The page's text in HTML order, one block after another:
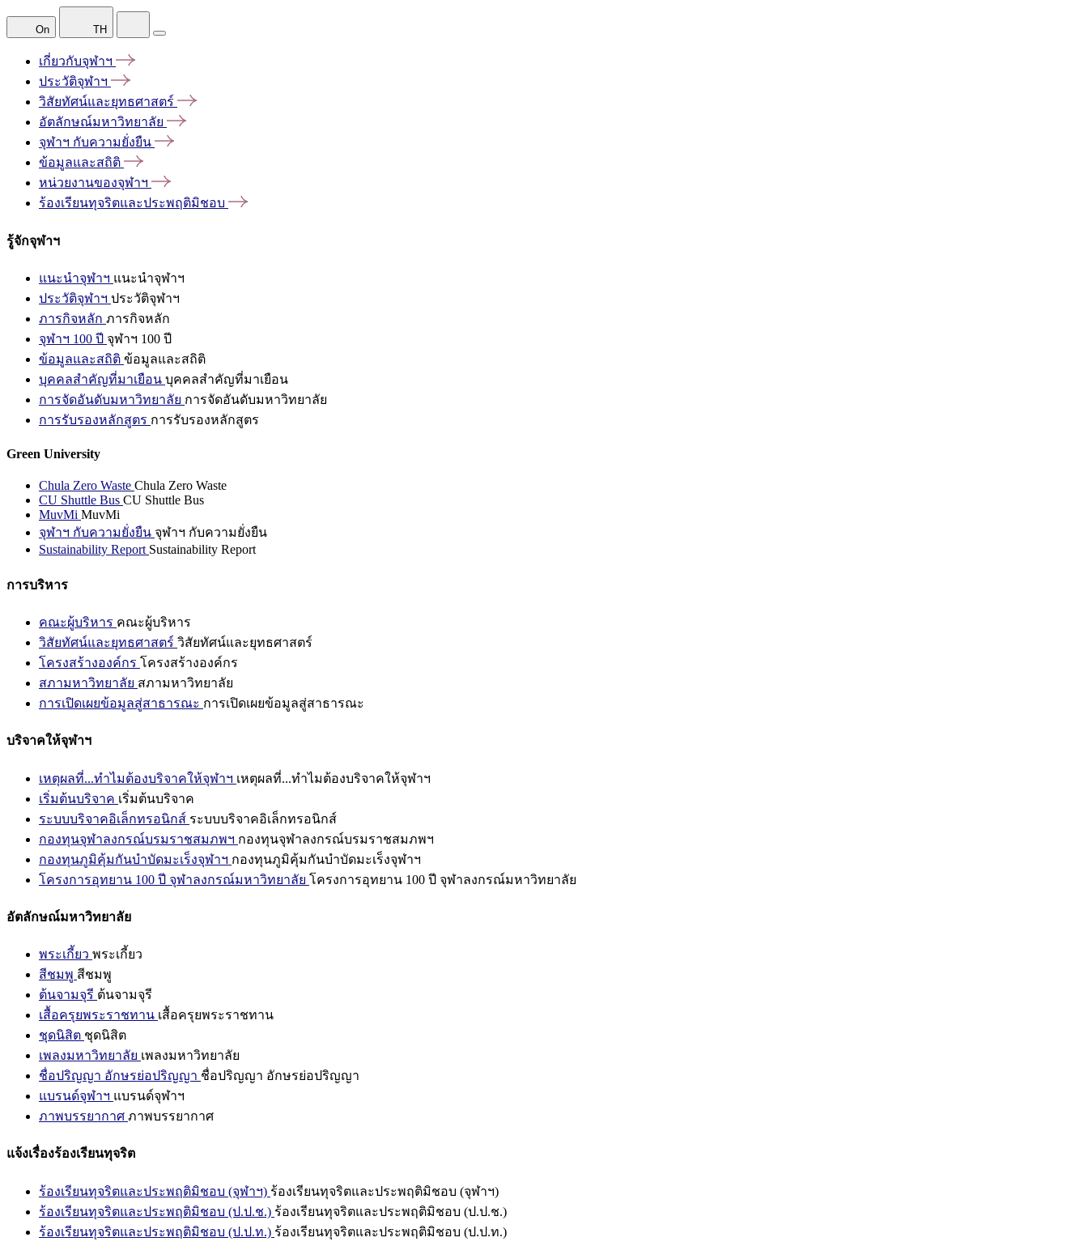
On TH
เกี่ยวกับจุฬาฯ
ประวัติจุฬาฯ
วิสัยทัศน์และยุทธศาสตร์
อัตลักษณ์มหาวิทยาลัย
จุฬาฯ กับความยั่งยืน
ข้อมูลและสถิติ
หน่วยงานของจุฬาฯ
ร้องเรียนทุจริตและประพฤติมิชอบ
รู้จักจุฬาฯ
แนะนำจุฬาฯ แนะนำจุฬาฯ
ประวัติจุฬาฯ ประวัติจุฬาฯ
ภารกิจหลัก ภารกิจหลัก
จุฬาฯ 100 ปี จุฬาฯ 100 ปี
ข้อมูลและสถิติ ข้อมูลและสถิติ
บุคคลสำคัญที่มาเยือน บุคคลสำคัญที่มาเยือน
การจัดอันดับมหาวิทยาลัย การจัดอันดับมหาวิทยาลัย
การรับรองหลักสูตร การรับรองหลักสูตร
Green University
Chula Zero Waste Chula Zero Waste
CU Shuttle Bus CU Shuttle Bus
MuvMi MuvMi
จุฬาฯ กับความยั่งยืน จุฬาฯ กับความยั่งยืน
Sustainability Report Sustainability Report
การบริหาร
คณะผู้บริหาร คณะผู้บริหาร
วิสัยทัศน์และยุทธศาสตร์ วิสัยทัศน์และยุทธศาสตร์
โครงสร้างองค์กร โครงสร้างองค์กร
สภามหาวิทยาลัย สภามหาวิทยาลัย
การเปิดเผยข้อมูลสู่สาธารณะ การเปิดเผยข้อมูลสู่สาธารณะ
บริจาคให้จุฬาฯ
เหตุผลที่...ทำไมต้องบริจาคให้จุฬาฯ เหตุผลที่...ทำไมต้องบริจาคให้จุฬาฯ
เริ่มต้นบริจาค เริ่มต้นบริจาค
ระบบบริจาคอิเล็กทรอนิกส์ ระบบบริจาคอิเล็กทรอนิกส์
กองทุนจุฬาลงกรณ์บรมราชสมภพฯ กองทุนจุฬาลงกรณ์บรมราชสมภพฯ
กองทุนภูมิคุ้มกันบำบัดมะเร็งจุฬาฯ กองทุนภูมิคุ้มกันบำบัดมะเร็งจุฬาฯ
โครงการอุทยาน 100 ปี จุฬาลงกรณ์มหาวิทยาลัย โครงการอุทยาน 100 ปี จุฬาลงกรณ์มหาวิทยาลัย
อัตลักษณ์มหาวิทยาลัย
พระเกี้ยว พระเกี้ยว
สีชมพู สีชมพู
ต้นจามจุรี ต้นจามจุรี
เสื้อครุยพระราชทาน เสื้อครุยพระราชทาน
ชุดนิสิต ชุดนิสิต
เพลงมหาวิทยาลัย เพลงมหาวิทยาลัย
ชื่อปริญญา อักษรย่อปริญญา ชื่อปริญญา อักษรย่อปริญญา
แบรนด์จุฬาฯ แบรนด์จุฬาฯ
ภาพบรรยากาศ ภาพบรรยากาศ
แจ้งเรื่องร้องเรียนทุจริต
ร้องเรียนทุจริตและประพฤติมิชอบ (จุฬาฯ) ร้องเรียนทุจริตและประพฤติมิชอบ (จุฬาฯ)
ร้องเรียนทุจริตและประพฤติมิชอบ (ป.ป.ช.) ร้องเรียนทุจริตและประพฤติมิชอบ (ป.ป.ช.)
ร้องเรียนทุจริตและประพฤติมิชอบ (ป.ป.ท.) ร้องเรียนทุจริตและประพฤติมิชอบ (ป.ป.ท.)